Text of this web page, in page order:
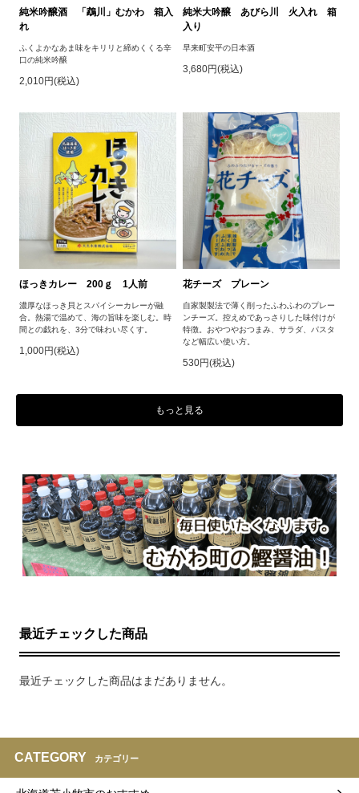
純米吟醸酒 「鵡川」むかわ 箱入
れ
ふくよかなあま味をキリリと締めくくる辛
口の純米吟醸
2,010円(税込)
純米大吟醸 あびら川 火入れ 箱
入り
早来町安平の日本酒
3,680円(税込)
ほっきカレー 200ｇ 1人前
濃厚なほっき貝とスパイシーカレーが融
合。熱湯で温めて、海の旨味を楽しむ。時
間との戯れを、3分で味わい尽くす。
1,000円(税込)
花チーズ プレーン
自家製製法で薄く削ったふわふわのプレー
ンチーズ。控えめであっさりした味付けが
特徴。おやつやおつまみ、サラダ、パスタ
など幅広い使い方。
530円(税込)
もっと見る
最近チェックした商品
最近チェックした商品はまだありません。
CATEGORY カテゴリー